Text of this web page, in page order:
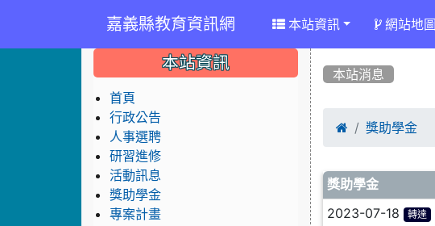
嘉義縣教育資訊網 本站資訊 網站地圖
本站消息
 獎助學金
文章列表
獎助學金
2023-07-18 轉達
::: 本站資訊
首頁
行政公告
人事選聘
研習進修
活動訊息
獎助學金
專案計畫